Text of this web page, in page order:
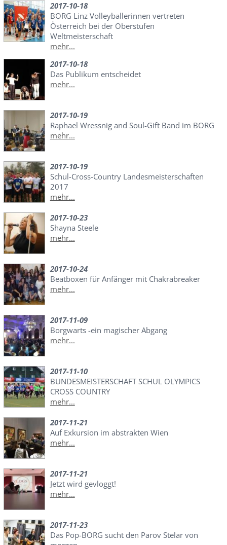
2017-10-18
BORG Linz Volleyballerinnen vertreten
Österreich bei der Oberstufen
Weltmeisterschaft
mehr...
2017-10-18
Das Publikum entscheidet
mehr...
2017-10-19
Raphael Wressnig and Soul-Gift Band im BORG
mehr...
2017-10-19
Schul-Cross-Country Landesmeisterschaften
2017
mehr...
2017-10-23
Shayna Steele
mehr...
2017-10-24
Beatboxen für Anfänger mit Chakrabreaker
mehr...
2017-11-09
Borgwarts -ein magischer Abgang
mehr...
2017-11-10
BUNDESMEISTERSCHAFT SCHUL OLYMPICS
CROSS COUNTRY
mehr...
2017-11-21
Auf Exkursion im abstrakten Wien
mehr...
2017-11-21
Jetzt wird gevloggt!
mehr...
2017-11-23
Das Pop-BORG sucht den Parov Stelar von